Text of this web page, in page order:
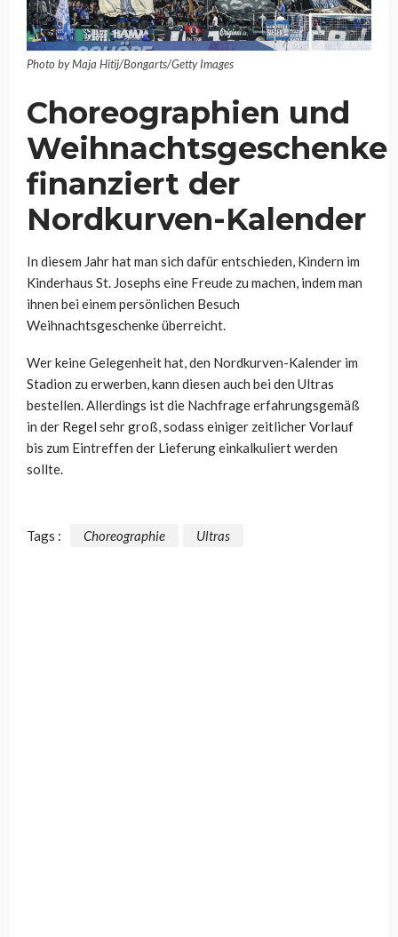
Photo by Maja Hitij/Bongarts/Getty Images
Choreographien und
Weihnachtsgeschenke
finanziert der
Nordkurven-Kalender
In diesem Jahr hat man sich dafür entschieden, Kindern im
Kinderhaus St. Josephs eine Freude zu machen, indem man
ihnen bei einem persönlichen Besuch
Weihnachtsgeschenke überreicht.
Wer keine Gelegenheit hat, den Nordkurven-Kalender im
Stadion zu erwerben, kann diesen auch bei den Ultras
bestellen. Allerdings ist die Nachfrage erfahrungsgemäß
in der Regel sehr groß, sodass einiger zeitlicher Vorlauf
bis zum Eintreffen der Lieferung einkalkuliert werden
sollte.
Tags : Choreographie Ultras